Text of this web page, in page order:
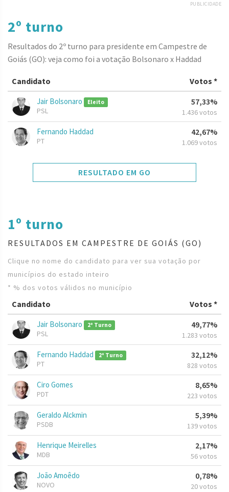
PUBLICIDADE
2º turno
Resultados do 2º turno para presidente em Campestre de
Goiás (GO): veja como foi a votação Bolsonaro x Haddad
Candidato Votos *
Jair Bolsonaro Eleito
PSL
57,33%
1.436 votos
Fernando Haddad
PT
42,67%
1.069 votos
RESULTADO EM GO
1º turno
RESULTADOS EM CAMPESTRE DE GOIÁS (GO)
Clique no nome do candidato para ver sua votação por
municípios do estado inteiro
* % dos votos válidos no município
Candidato Votos *
Jair Bolsonaro 2º Turno
PSL
49,77%
1.283 votos
Fernando Haddad 2º Turno
PT
32,12%
828 votos
Ciro Gomes
PDT
8,65%
223 votos
Geraldo Alckmin
PSDB
5,39%
139 votos
Henrique Meirelles
MDB
2,17%
56 votos
João Amoêdo
NOVO
0,78%
20 votos